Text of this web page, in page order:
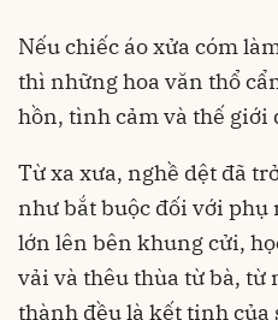
Nếu chiếc áo xửa cóm
thì những hoa văn thổ
hồn, tình cảm và thế giới
Từ xa xưa, nghề dệt đã
như bắt buộc đối với phụ
lớn lên bên khung cửi,
vải và thêu thùa từ bà, từ
thành đều là kết tinh